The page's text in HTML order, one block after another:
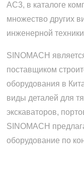
AC3, в каталоге
множество других
инженерной
SINOMACH
поставщиком
оборудования в
виды деталей для
экскаваторов,
SINOMACH
оборудование по